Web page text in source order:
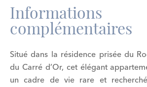
Informations
complémentaires
Situé dans la résidence prisée du
du Carré d’Or, cet élégant
un cadre de vie rare et